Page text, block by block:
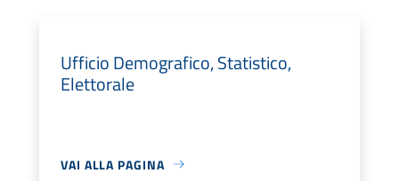
Ufficio Demografico, Statistico,
Elettorale
VAI ALLA PAGINA